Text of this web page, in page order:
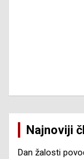
Najnoviji
Dan žalosti